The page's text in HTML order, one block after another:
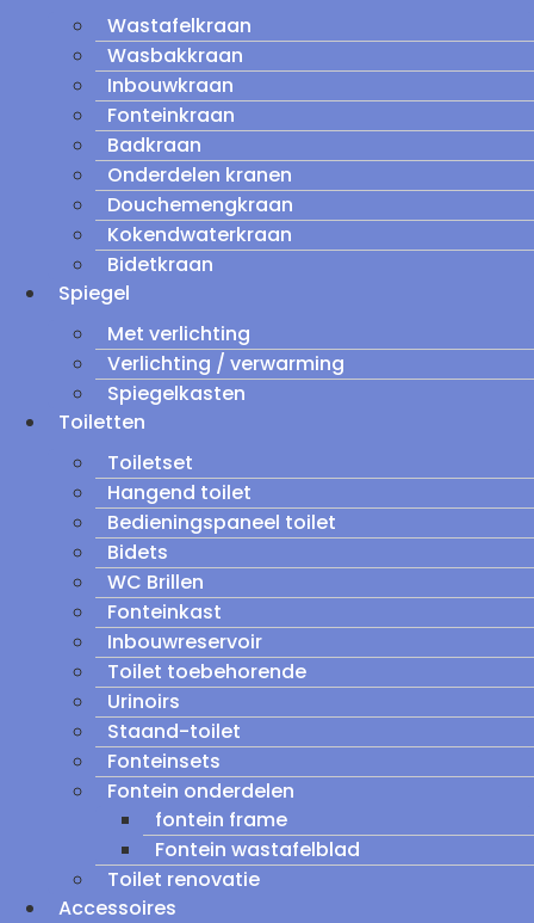
Wastafelkraan
Wasbakkraan
Inbouwkraan
Fonteinkraan
Badkraan
Onderdelen kranen
Douchemengkraan
Kokendwaterkraan
Bidetkraan
Spiegel
Met verlichting
Verlichting / verwarming
Spiegelkasten
Toiletten
Toiletset
Hangend toilet
Bedieningspaneel toilet
Bidets
WC Brillen
Fonteinkast
Inbouwreservoir
Toilet toebehorende
Urinoirs
Staand-toilet
Fonteinsets
Fontein onderdelen
fontein frame
Fontein wastafelblad
Toilet renovatie
Accessoires